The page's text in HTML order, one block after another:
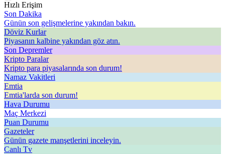
Hızlı Erişim
Son Dakika
Günün son gelişmelerine yakından bakın.
Döviz Kurlar
Piyasanın kalbine yakından göz atın.
Son Depremler
Kripto Paralar
Kripto para piyasalarında son durum!
Namaz Vakitleri
Emtia
Emtia'larda son durum!
Hava Durumu
Maç Merkezi
Puan Durumu
Gazeteler
Günün gazete manşetlerini inceleyin.
Canlı Tv